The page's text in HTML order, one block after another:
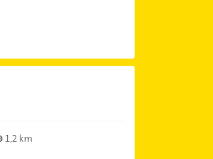
1,2 km